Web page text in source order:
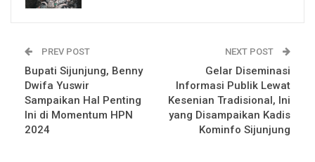
PREV POST
Bupati Sijunjung, Benny
Dwifa Yuswir
Sampaikan Hal Penting
Ini di Momentum HPN
2024
NEXT POST
Gelar Diseminasi
Informasi Publik Lewat
Kesenian Tradisional, Ini
yang Disampaikan Kadis
Kominfo Sijunjung